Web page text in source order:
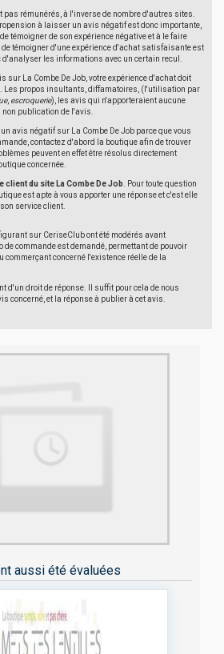
pas rémunérés, à l'inverse de nombre d'autres sites.
à laisser un avis négatif est donc importante,
témoigner de son expérience négative et à le faire
témoigner d'une expérience d'achat satisfaisante est
les informations avec un certain recul.
sur La Combe De Job, votre expérience d'achat doit
Les propos insultants, diffamatoires, (l'utilisation par
, escroquerie), les avis qui n'apporteraient aucune
publication de l'avis.
avis négatif sur La Combe De Job parce que vous
contactez d'abord la boutique afin de trouver
peuvent en effet être résolus directement
concernée.
client du site La Combe De Job . Pour toute question
est apte à vous apporter une réponse et c'est elle
service client.
sur CeriseClub ont été modérés avant
de commande est demandé, permettant de pouvoir
commerçant concerné l'existence réelle de la
d'un droit de réponse. Il suffit pour cela de nous
concerné, et la réponse à publier à cet avis.
aussi été évaluées